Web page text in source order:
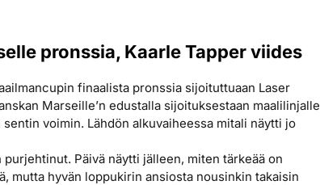
pronssia, Kaarle Tapper viides
finaalista pronssia sijoituttuaan Laser
Marseille’n edustalla sijoituksestaan maalilinjalle
voimin. Lähdön alkuvaiheessa mitali näytti jo
Päivä näytti jälleen, miten tärkeää on
mutta hyvän loppukirin ansiosta nousinkin takaisin